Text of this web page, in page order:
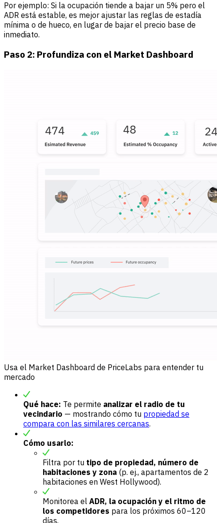
Por ejemplo: Si la ocupación tiende a bajar un 5% pero el
ADR está estable, es mejor ajustar las reglas de estadía
mínima o de hueco, en lugar de bajar el precio base de
inmediato.
Paso 2: Profundiza con el Market Dashboard
Usa el Market Dashboard de PriceLabs para entender tu
mercado
Qué hace: Te permite analizar el radio de tu
vecindario — mostrando cómo tu propiedad se
compara con las similares cercanas.
Cómo usarlo:
Filtra por tu tipo de propiedad, número de
habitaciones y zona (p. ej., apartamentos de 2
habitaciones en West Hollywood).
Monitorea el ADR, la ocupación y el ritmo de
los competidores para los próximos 60–120
días.